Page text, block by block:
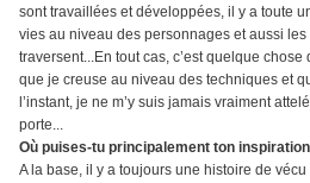
sont travaillées et développées, il y a toute
vies au niveau des personnages et aussi
traversent...En tout cas, c’est quelque
que je creuse au niveau des techniques et
l’instant, je ne m’y suis jamais vraiment
porte...
Où puises-tu principalement ton
A la base, il y a toujours une histoire de